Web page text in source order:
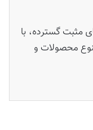
مثبت گسترده، با
محصولات و